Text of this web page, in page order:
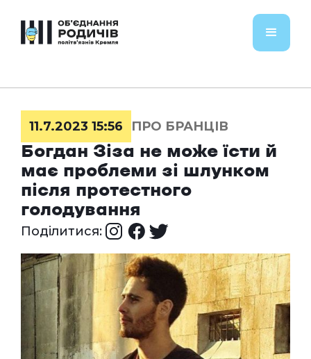
11.7.2023 15:56
ПРО БРАНЦІВ
Богдан Зіза не може їсти й
має проблеми зі шлунком
після протестного
голодування
Поділитися: